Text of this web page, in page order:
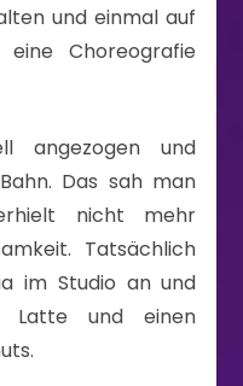
und einmal auf
Choreografie
angezogen und
Das sah man
nicht mehr
Tatsächlich
im Studio an und
Latte und einen